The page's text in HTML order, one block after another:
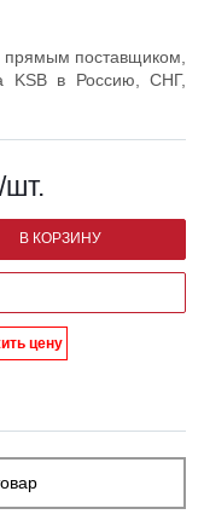
прямым поставщиком,
KSB в Россию, СНГ,
/шт.
В КОРЗИНУ
цену